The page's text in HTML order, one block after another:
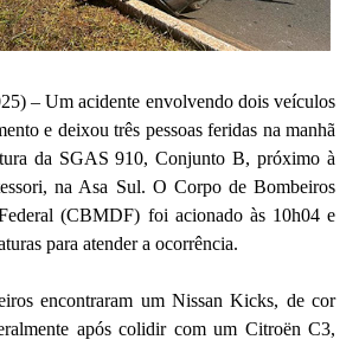
– Um acidente envolvendo dois veículos
e deixou três pessoas feridas na manhã
da SGAS 910, Conjunto B, próximo à
na Asa Sul. O Corpo de Bombeiros
(CBMDF) foi acionado às 10h04 e
para atender a ocorrência.
encontraram um Nissan Kicks, de cor
após colidir com um Citroën C3,